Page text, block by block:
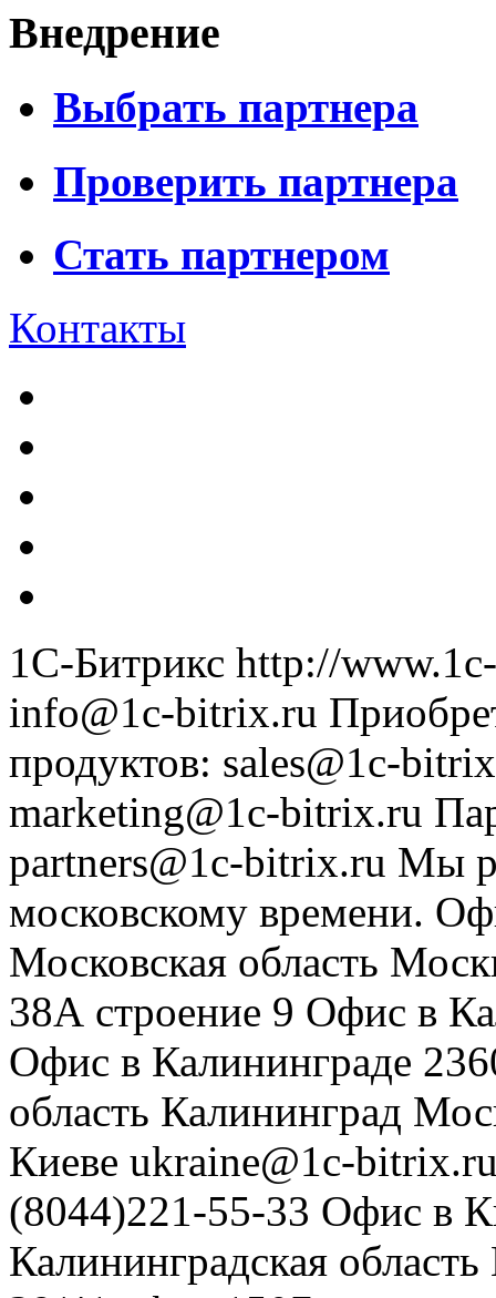
Внедрение
Выбрать партнера
Проверить партнера
Стать партнером
Контакты
1С-Битрикс http://
info@1c-bitrix.ru
продуктов: sales@1c-
marketing@1c-bitrix.ru
partners@1c-bitrix.ru Мы
московскому времени.
Московская область
38А строение 9 Офис в
Офис в Калининграде
область Калининград
Киеве ukraine@1c-
(8044)221-55-33 Офис в
Калининградская область